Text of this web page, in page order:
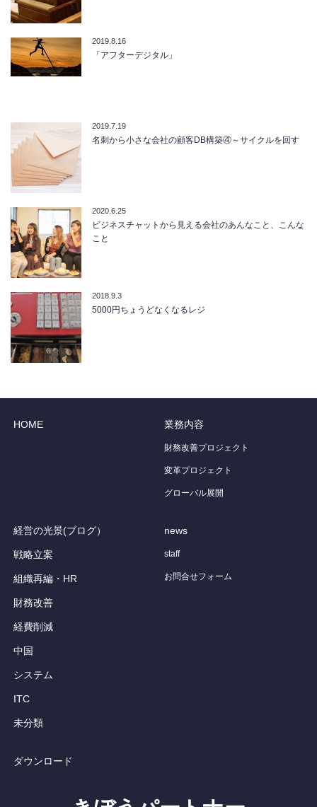
2019.8.16
「アフターデジタル」
2019.7.19
名刺から小さな会社の顧客DB構築④～サイクルを回す
2020.6.25
ビジネスチャットから見える会社のあんなこと、こんな
こと
2018.9.3
5000円ちょうどなくなるレジ
HOME 業務内容
財務改善プロジェクト
変革プロジェクト
グローバル展開
経営の光景(ブログ）
戦略立案
組織再編・HR
財務改善
経費削減
中国
システム
ITC
未分類
news
staff
お問合せフォーム
ダウンロード